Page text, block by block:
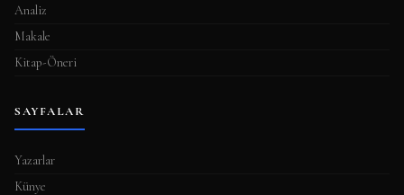
Analiz
Makale
Kitap-Öneri
SAYFALAR
Yazarlar
Künye